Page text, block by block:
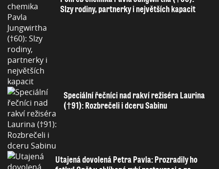
Slzy rodiny, partnerky i největších kapacit
Speciální řečníci nad rakví režiséra Laurina
(†91): Rozbrečeli i dceru Sabinu
Utajená dovolená Petra Pavla: Prozradily ho